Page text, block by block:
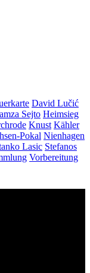
David Lučić
Sejto Heimsieg
Knust Kähler
Pokal Nienhagen
Lasic Stefanos
Vorbereitung